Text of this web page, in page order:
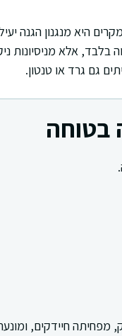
היא מנגנון הגנה
בלבד, אלא מניסיונות
גם גרד או טנטון.
בטוחה
חיידקים,